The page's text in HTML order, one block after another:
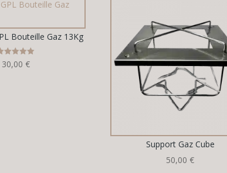
Bouteille Gaz 13Kg
Note
5.00
30,00 €
Support Gaz Cube
50,00€